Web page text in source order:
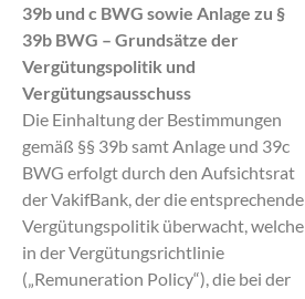
39b und c BWG sowie Anlage zu §
39b BWG – Grundsätze der
Vergütungspolitik und
Vergütungsausschuss
Die Einhaltung der Bestimmungen
gemäß §§ 39b samt Anlage und 39c
BWG erfolgt durch den Aufsichtsrat
der VakifBank, der die entsprechende
Vergütungspolitik überwacht, welche
in der Vergütungsrichtlinie
(„Remuneration Policy“), die bei der